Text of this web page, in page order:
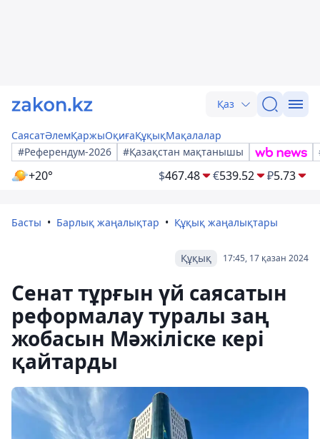
Қаз
СаясатӘлемҚаржыОқиғаҚұқықМақалалар
#Референдум-2026
#Қазақстан мақтанышы
+20° $467.48 €539.52 ₽5.73
Басты Барлық жаңалықтар Құқық жаңалықтары
17:45, 17 қазан 2024
Құқық
Сенат тұрғын үй саясатын
реформалау туралы заң
жобасын Мәжіліске кері
қайтарды